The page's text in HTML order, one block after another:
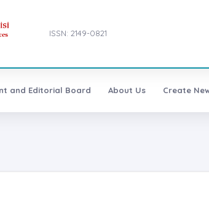
ISSN: 2149-0821
and Editorial Board About Us Create